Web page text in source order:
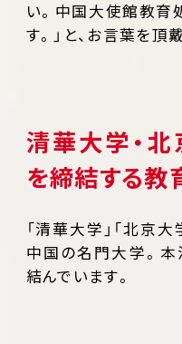
い。中国大使館教育
す。」と、お言葉を頂
清華大学・
を締結する教
「清華大学」「北京
中国の名門大学。
結んでいます。